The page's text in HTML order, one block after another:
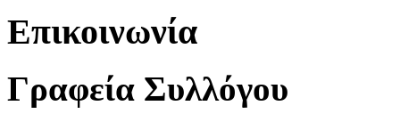
Επικοινωνία
Γραφεία Συλλόγου